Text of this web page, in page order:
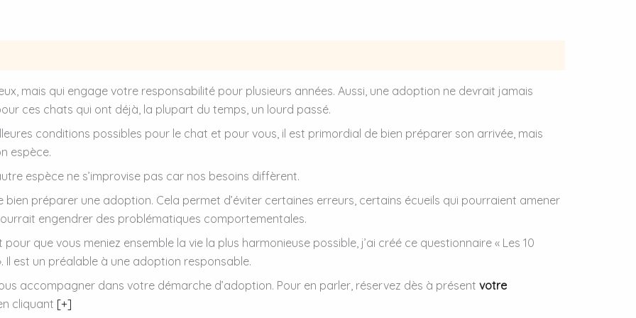
mais qui engage votre responsabilité pour plusieurs années. Aussi, une adoption ne devrait jamais
ces chats qui ont déjà, la plupart du temps, un lourd passé.
conditions possibles pour le chat et pour vous, il est primordial de bien préparer son arrivée, mais
espèce.
espèce ne s’improvise pas car nos besoins diffèrent.
préparer une adoption. Cela permet d’éviter certaines erreurs, certains écueils qui pourraient amener
engendrer des problématiques comportementales.
que vous meniez ensemble la vie la plus harmonieuse possible, j’ai créé ce questionnaire « Les 10
est un préalable à une adoption responsable.
accompagner dans votre démarche d’adoption. Pour en parler, réservez dès à présent votre
cliquant [+]